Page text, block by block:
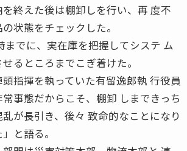
終えた後は棚卸しを行い、再 度不
状態をチェックした。
までに、実在庫を把握してシステ ム
るところまでこぎ着けた。
指揮を執っていた有留逸郎執 行役員
事態だからこそ、棚卸 しまできっち
が長引き、後々 致命的なことになり
と語る。